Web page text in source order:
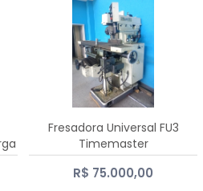
Fresadora Universal FU3
Timemaster
R$ 75.000,00